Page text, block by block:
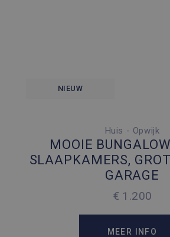
NIEUW
3 SLAAPKAMERS
130 M2
1016 M2
Huis - Opwijk
MOOIE
SLAAPKAMERS,
GARAGE
€ 1.200
MEER INFO